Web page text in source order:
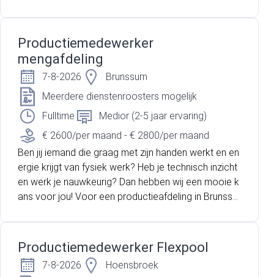
medewerker voor de mengafdeling in dagdienst. In
deze rol werk je mee aan het voorbereiden, bewerk
en en assembleren van producten zoals wielen en r
ollen, ter voorbereiding op de polyurethaanbekledin
g. Je volgt daarbij duidelijke werkinstructies en werkt
volgens de geldende kwaliteits- en veiligheidsnorme
n.
Productiemedewerker
mengafdeling
7-8-2026
Brunssum
Meerdere dienstenroosters mogelijk
Fulltime
Medior (2-5 jaar ervaring)
€ 2600/per maand - € 2800/per maand
Ben jij iemand die graag met zijn handen werkt en en
ergie krijgt van fysiek werk? Heb je technisch inzicht
en werk je nauwkeurig? Dan hebben wij een mooie k
ans voor jou! Voor een productieafdeling in Brunssu
medewerker voor de mengafdeling in dagdienst. In
deze rol werk je mee aan het voorbereiden, bewerk
en en assembleren van producten zoals wielen en r
ollen, ter voorbereiding op de polyurethaanbekledin
Productiemedewerker Flexpool
7-8-2026
Hoensbroek